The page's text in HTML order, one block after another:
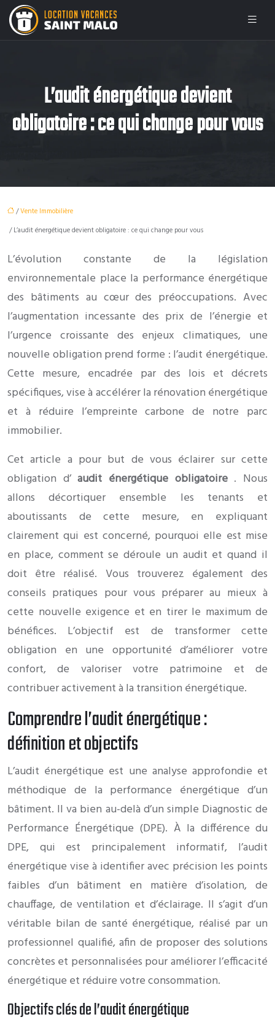
L’audit énergétique devient
obligatoire : ce qui change pour vous
/Vente Immobilière
/ L’audit énergétique devient obligatoire : ce qui change pour vous
L’évolution constante de la législation
environnementale place la performance énergétique
des bâtiments au cœur des préoccupations. Avec
l’augmentation incessante des prix de l’énergie et
l’urgence croissante des enjeux climatiques, une
nouvelle obligation prend forme : l’audit énergétique.
Cette mesure, encadrée par des lois et décrets
spécifiques, vise à accélérer la rénovation énergétique
et à réduire l’empreinte carbone de notre parc
immobilier.
Cet article a pour but de vous éclairer sur cette
obligation d’audit énergétique obligatoire . Nous
allons décortiquer ensemble les tenants et
aboutissants de cette mesure, en expliquant
clairement qui est concerné, pourquoi elle est mise
en place, comment se déroule un audit et quand il
doit être réalisé. Vous trouverez également des
conseils pratiques pour vous préparer au mieux à
cette nouvelle exigence et en tirer le maximum de
bénéfices. L’objectif est de transformer cette
obligation en une opportunité d’améliorer votre
confort, de valoriser votre patrimoine et de
contribuer activement à la transition énergétique.
Comprendre l’audit énergétique :
définition et objectifs
L’audit énergétique est une analyse approfondie et
méthodique de la performance énergétique d’un
bâtiment. Il va bien au-delà d’un simple Diagnostic de
Performance Énergétique (DPE). À la différence du
DPE, qui est principalement informatif, l’audit
énergétique vise à identifier avec précision les points
faibles d’un bâtiment en matière d’isolation, de
chauffage, de ventilation et d’éclairage. Il s’agit d’un
véritable bilan de santé énergétique, réalisé par un
professionnel qualifié, afin de proposer des solutions
concrètes et personnalisées pour améliorer l’efficacité
énergétique et réduire votre consommation.
Objectifs clés de l’audit énergétique